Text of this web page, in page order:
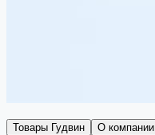
Товары Гудвин О компании